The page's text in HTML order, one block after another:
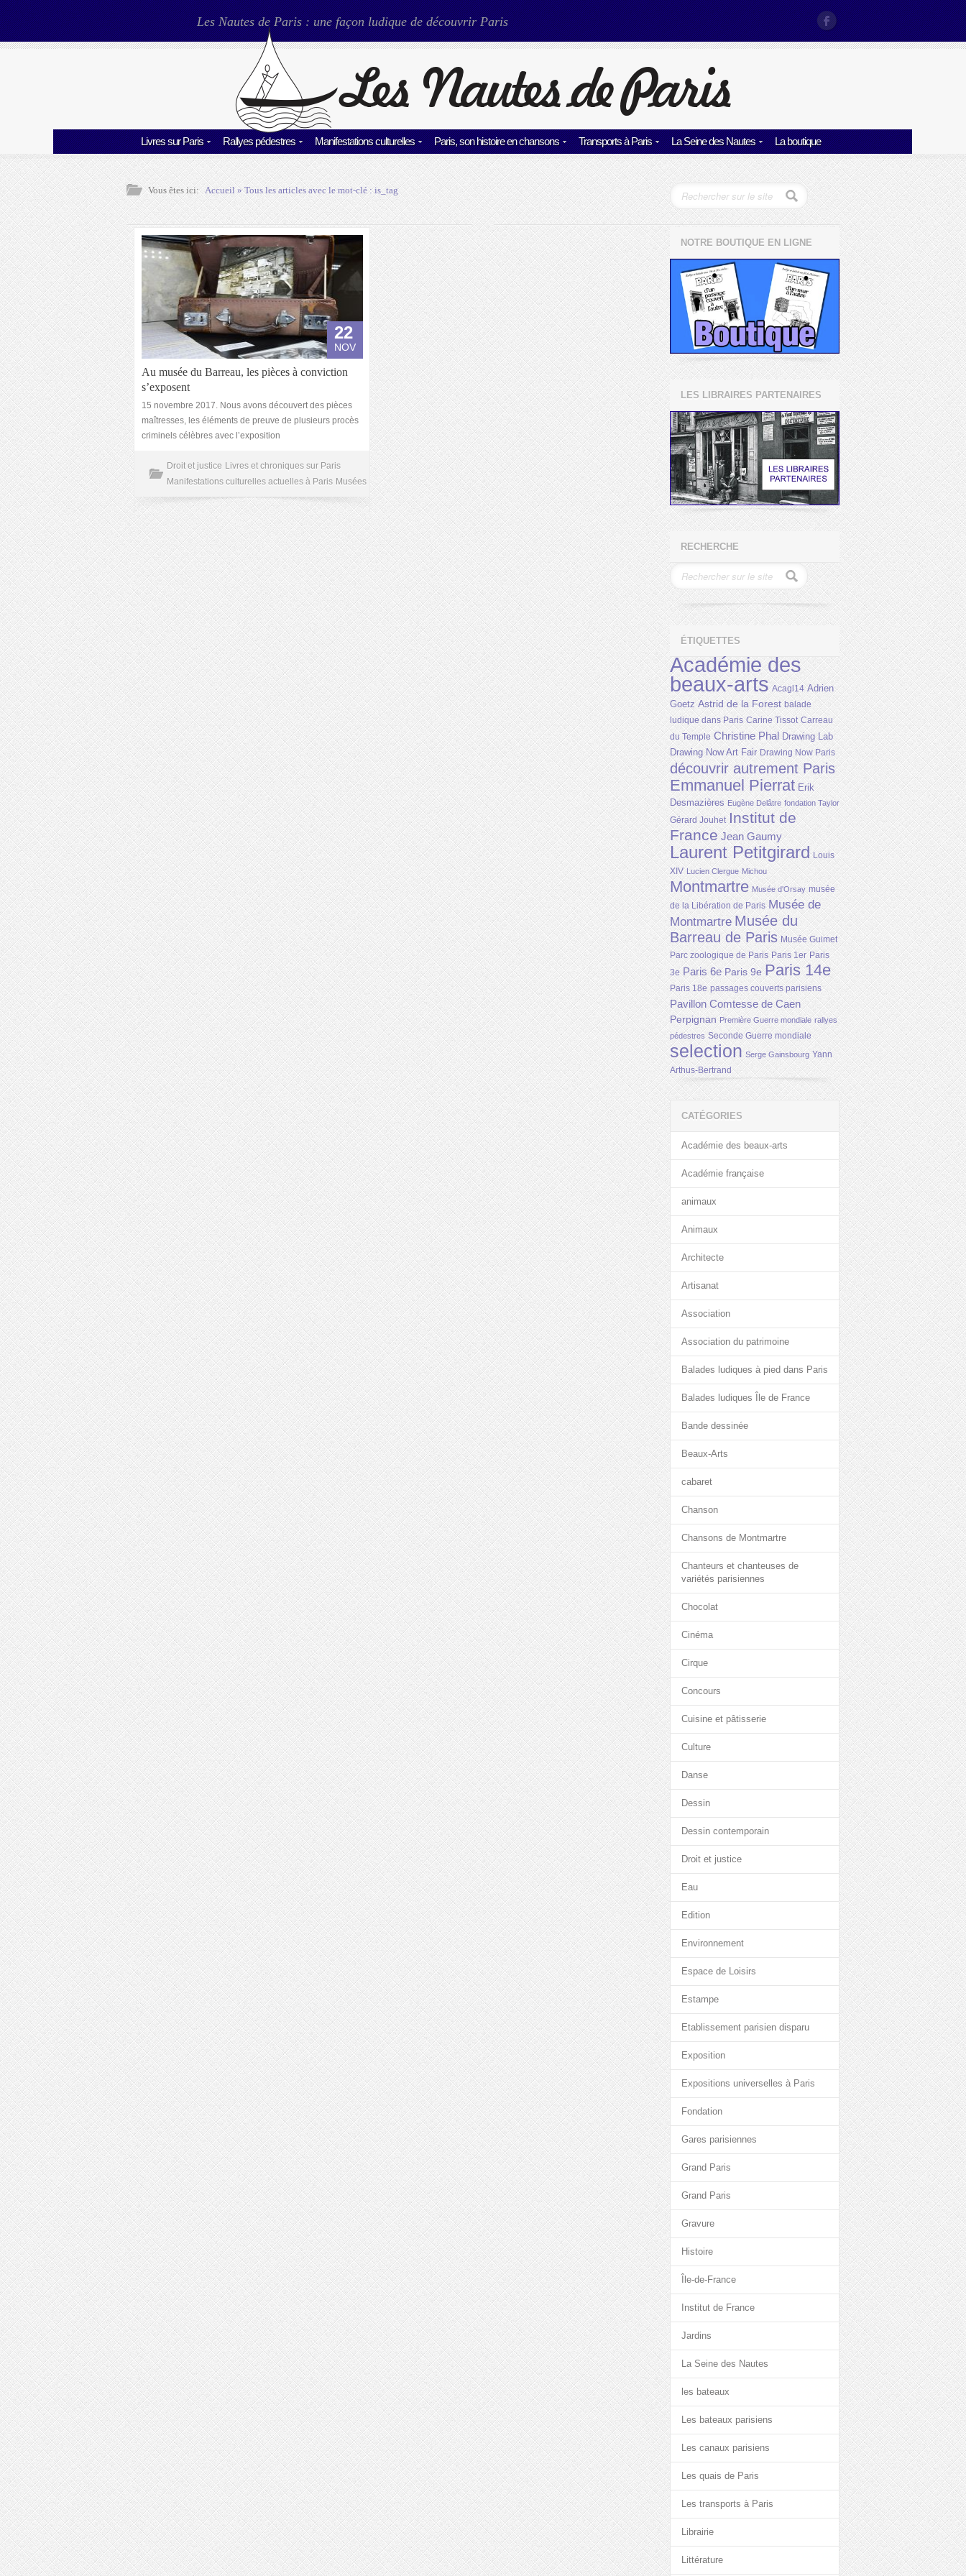
Les Nautes de Paris : une façon ludique de découvrir Paris
Livres sur Paris Rallyes pédestres Manifestations culturelles Paris, son histoire en chansons Transports à Paris La Seine des Nautes La boutique
Vous êtes ici: Accueil» Tous les articles avec le mot-clé :is_tag
22
NOV
Au musée du Barreau, les pièces à conviction
s’exposent
15 novembre 2017. Nous avons découvert des pièces
maîtresses, les éléments de preuve de plusieurs procès
criminels célèbres avec l’exposition
Droit et justice Livres et chroniques sur Paris
Manifestations culturelles actuelles à Paris Musées
NOTRE BOUTIQUE EN LIGNE
LES LIBRAIRES PARTENAIRES
RECHERCHE
ÉTIQUETTES
Académie des
beaux-arts Acagl14 Adrien
Goetz Astrid de la Forest balade
ludique dans Paris Carine Tissot Carreau
du Temple Christine Phal Drawing Lab
Drawing Now Art Fair Drawing Now Paris
découvrir autrement Paris
Emmanuel Pierrat Erik
Desmazières Eugène Delâtre fondation Taylor
Gérard Jouhet Institut de
France Jean Gaumy
Laurent Petitgirard Louis
XIV Lucien Clergue Michou
Montmartre Musée d'Orsay musée
de la Libération de Paris Musée de
Montmartre Musée du
Barreau de Paris Musée Guimet
Parc zoologique de Paris Paris 1er Paris
3e Paris 6e Paris 9e Paris 14e
Paris 18e passages couverts parisiens
Pavillon Comtesse de Caen
Perpignan Première Guerre mondiale rallyes
pédestres Seconde Guerre mondiale
selection Serge Gainsbourg Yann
Arthus-Bertrand
CATÉGORIES
Académie des beaux-arts
Académie française
animaux
Animaux
Architecte
Artisanat
Association
Association du patrimoine
Balades ludiques à pied dans Paris
Balades ludiques Île de France
Bande dessinée
Beaux-Arts
cabaret
Chanson
Chansons de Montmartre
Chanteurs et chanteuses de
variétés parisiennes
Chocolat
Cinéma
Cirque
Concours
Cuisine et pâtisserie
Culture
Danse
Dessin
Dessin contemporain
Droit et justice
Eau
Edition
Environnement
Espace de Loisirs
Estampe
Etablissement parisien disparu
Exposition
Expositions universelles à Paris
Fondation
Gares parisiennes
Grand Paris
Grand Paris
Gravure
Histoire
Île-de-France
Institut de France
Jardins
La Seine des Nautes
les bateaux
Les bateaux parisiens
Les canaux parisiens
Les quais de Paris
Les transports à Paris
Librairie
Littérature